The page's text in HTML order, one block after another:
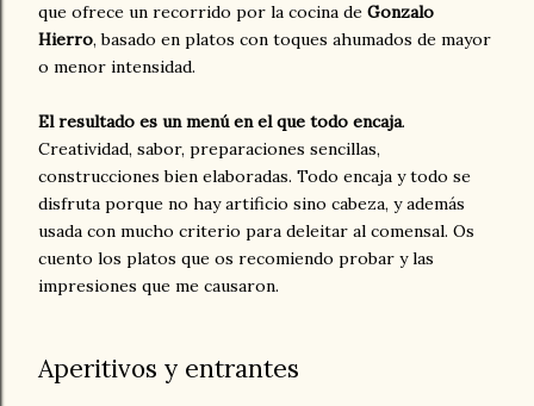
que ofrece un recorrido por la cocina de Gonzalo
Hierro, basado en platos con toques ahumados de mayor
o menor intensidad.
El resultado es un menú en el que todo encaja.
Creatividad, sabor, preparaciones sencillas,
construcciones bien elaboradas. Todo encaja y todo se
disfruta porque no hay artificio sino cabeza, y además
usada con mucho criterio para deleitar al comensal. Os
cuento los platos que os recomiendo probar y las
impresiones que me causaron.
Aperitivos y entrantes